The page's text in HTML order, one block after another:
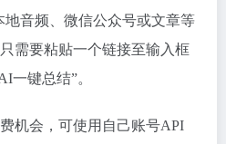
音频、微信公众号或文章等
需要粘贴一个链接至输入框
一键总结”。
机会，可使用自己账号API